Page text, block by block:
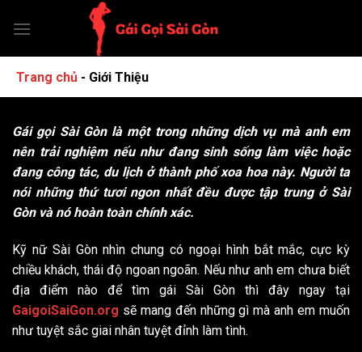
đến
dungTrang chủ - Giới Thiệu
Gái gọi Sài Gòn là một trong những dịch vụ mà anh em
nên trải nghiệm nếu như đang sinh sống làm việc hoặc
đang công tác, du lịch ở thành phố xoa hoa này. Người ta
nói những thứ tươi ngon nhất đều được tập trung ở Sài
Gòn và nó hoàn toàn chính xác.
Kỹ nữ Sài Gòn nhìn chung có ngoại hình bắt mắc, cực kỳ
chiều khách, thái độ ngoan ngoãn. Nếu như anh em chưa biết
địa điểm nào để tìm gái Sài Gòn thì đây ngay tại
GaigoiSaiGon.org sẽ mang đến những gì mà anh em muốn
như tuyệt sắc giai nhân tuyệt đỉnh làm tình.